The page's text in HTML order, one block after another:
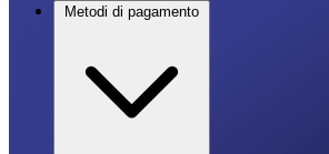
Metodi di pagamento